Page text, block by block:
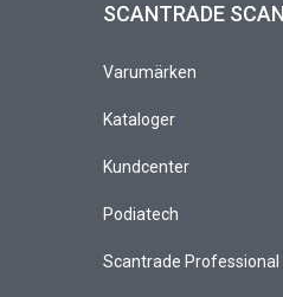
SCANTRADE
Varumärken
Kataloger
Kundcenter
Podiatech
Scantrade Professional